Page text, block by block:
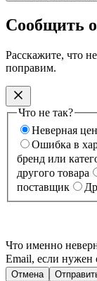
Сообщить
Расскажите, что
поправим.
Что не так?
Неверная
Ошибка в
бренд или
другого товара
поставщик
Что именно
Email, если нужен
Отмена